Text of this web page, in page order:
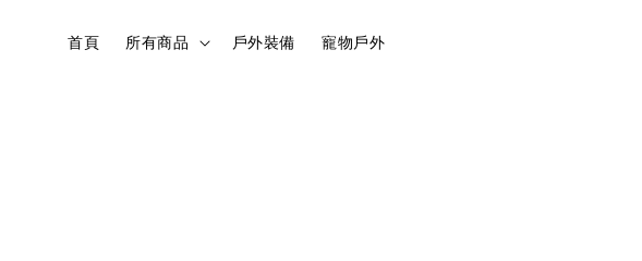
首頁 所有商品 戶外裝備 寵物戶外